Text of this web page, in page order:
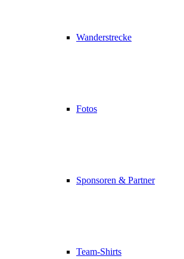
Wanderstrecke
Fotos
Sponsoren & Partner
Team-Shirts